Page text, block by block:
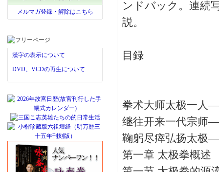
メルマガ登録・解除はこちら
漢字の表示について
DVD、VCDの再生について
ンドバック。連続
説。
目録
拳术大师太极一人
继往开来一代宗师
鞠躬尽瘁弘扬太极
第一章 太极拳概述